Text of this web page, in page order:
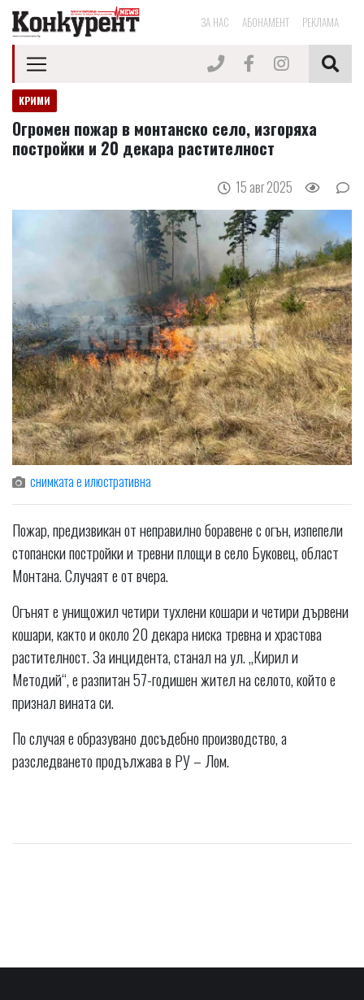
ЗА НАС АБОНАМЕНТ РЕКЛАМА
КРИМИ
Огромен пожар в монтанско село, изгоряха
постройки и 20 декара растителност
15 авг 2025
снимката е илюстративна
Пожар, предизвикан от неправилно боравене с огън, изпепели
стопански постройки и тревни площи в село Буковец, област
Монтана. Случаят е от вчера.
Огънят е унищожил четири тухлени кошари и четири дървени
кошари, както и около 20 декара ниска тревна и храстова
растителност. За инцидента, станал на ул. „Кирил и
Методий“, е разпитан 57-годишен жител на селото, който е
признал вината си.
По случая е образувано досъдебно производство, а
разследването продължава в РУ – Лом.